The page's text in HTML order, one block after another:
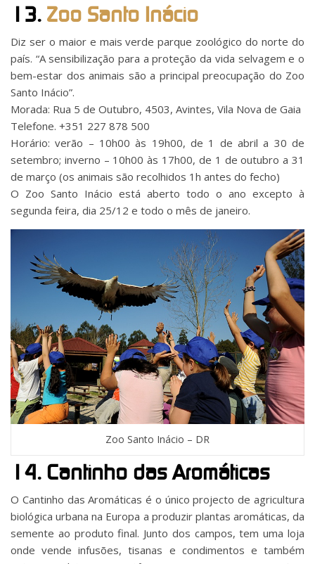
13. Zoo Santo Inácio
Diz ser o maior e mais verde parque zoológico do norte do
país. “A sensibilização para a proteção da vida selvagem e o
bem-estar dos animais são a principal preocupação do Zoo
Santo Inácio”.
Morada: Rua 5 de Outubro, 4503, Avintes, Vila Nova de Gaia
Telefone. +351 227 878 500
Horário: verão – 10h00 às 19h00, de 1 de abril a 30 de
setembro; inverno – 10h00 às 17h00, de 1 de outubro a 31
de março (os animais são recolhidos 1h antes do fecho)
O Zoo Santo Inácio está aberto todo o ano excepto à
segunda feira, dia 25/12 e todo o mês de janeiro.
Zoo Santo Inácio – DR
14. Cantinho das Aromáticas
O Cantinho das Aromáticas é o único projecto de agricultura
biológica urbana na Europa a produzir plantas aromáticas, da
semente ao produto final. Junto dos campos, tem uma loja
onde vende infusões, tisanas e condimentos e também